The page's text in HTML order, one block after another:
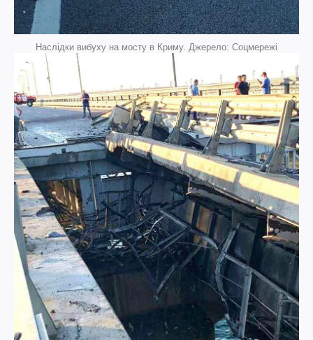
Наслідки вибуху на мосту в Криму. Джерело: Соцмережі